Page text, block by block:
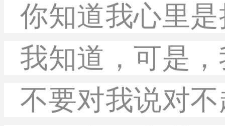
你知道我心里
我知道，可是
不要对我说对